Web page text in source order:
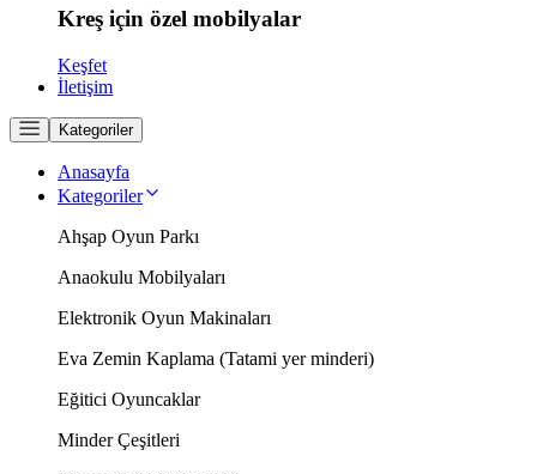
Kreş için özel mobilyalar
Keşfet
İletişim
Kategoriler
Anasayfa
Kategoriler
Ahşap Oyun Parkı
Anaokulu Mobilyaları
Elektronik Oyun Makinaları
Eva Zemin Kaplama (Tatami yer minderi)
Eğitici Oyuncaklar
Minder Çeşitleri